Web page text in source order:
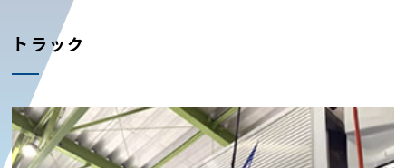
トラック